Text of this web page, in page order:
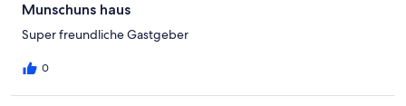
Munschuns haus
Super freundliche Gastgeber
0